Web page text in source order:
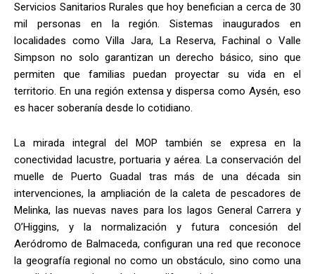
Servicios Sanitarios Rurales que hoy benefician a cerca de 30
mil personas en la región. Sistemas inaugurados en
localidades como Villa Jara, La Reserva, Fachinal o Valle
Simpson no solo garantizan un derecho básico, sino que
permiten que familias puedan proyectar su vida en el
territorio. En una región extensa y dispersa como Aysén, eso
es hacer soberanía desde lo cotidiano.
La mirada integral del MOP también se expresa en la
conectividad lacustre, portuaria y aérea. La conservación del
muelle de Puerto Guadal tras más de una década sin
intervenciones, la ampliación de la caleta de pescadores de
Melinka, las nuevas naves para los lagos General Carrera y
O’Higgins, y la normalización y futura concesión del
Aeródromo de Balmaceda, configuran una red que reconoce
la geografía regional no como un obstáculo, sino como una